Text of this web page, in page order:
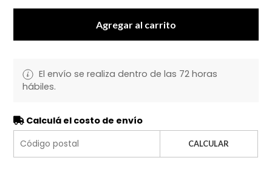
Agregar al carrito
El envío se realiza dentro de las 72 horas
hábiles.
Calculá el costo de envío
CALCULAR